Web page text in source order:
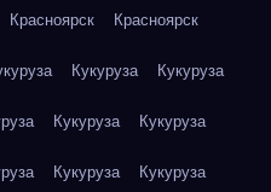
Красноярск Красноярск
Кукуруза Кукуруза
Кукуруза Кукуруза
Кукуруза Кукуруза